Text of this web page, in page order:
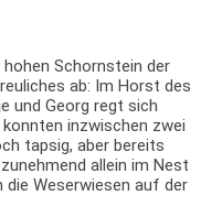
Schornstein der
ab: Im Horst des
und Georg regt sich
inzwischen zwei
tapsig, aber bereits
allein im Nest
die Weserwiesen auf der